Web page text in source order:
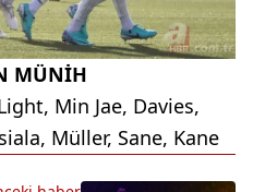
MÜNİH
Min Jae, Davies,
Müller, Sane, Kane